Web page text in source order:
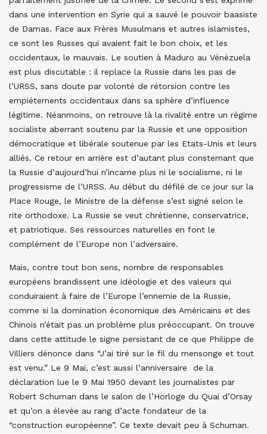
dans une intervention en Syrie qui a sauvé le pouvoir baasiste
de Damas. Face aux Frères Musulmans et autres islamistes,
ce sont les Russes qui avaient fait le bon choix, et les
occidentaux, le mauvais. Le soutien à Maduro au Vénézuela
est plus discutable : il replace la Russie dans les pas de
l’URSS, sans doute par volonté de rétorsion contre les
empiétements occidentaux dans sa sphère d’influence
légitime. Néanmoins, on retrouve là la rivalité entre un régime
socialiste aberrant soutenu par la Russie et une opposition
démocratique et libérale soutenue par les Etats-Unis et leurs
alliés. Ce retour en arrière est d’autant plus consternant que
la Russie d’aujourd’hui n’incarne plus ni le socialisme, ni le
progressisme de l’URSS. Au début du défilé de ce jour sur la
Place Rouge, le Ministre de la défense s’est signé selon le
rite orthodoxe. La Russie se veut chrétienne, conservatrice,
et patriotique. Ses ressources naturelles en font le
complément de l’Europe non l’adversaire.
Mais, contre tout bon sens, nombre de responsables
européens brandissent une idéologie et des valeurs qui
conduiraient à faire de l’Europe l’ennemie de la Russie,
comme si la domination économique des Américains et des
Chinois n’était pas un problème plus préoccupant. On trouve
dans cette attitude le signe persistant de ce que Philippe de
Villiers dénonce dans “J’ai tiré sur le fil du mensonge et tout
est venu.” Le 9 Mai, c’est aussi l’anniversaire de la
déclaration lue le 9 Mai 1950 devant les journalistes par
Robert Schuman dans le salon de l’Horloge du Quai d’Orsay
et qu’on a élevée au rang d’acte fondateur de la
“construction européenne”. Ce texte devait peu à Schuman.